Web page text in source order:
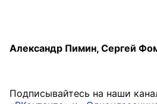
Александр Пимин, Сергей
Подписывайтесь на наши